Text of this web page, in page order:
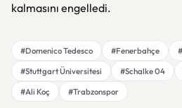
kalmasını engelledi.
#Domenico Tedesco #Fenerbahçe
#Stuttgart Üniversitesi
#Schalke 04
#Ali Koç
#Trabzonspor